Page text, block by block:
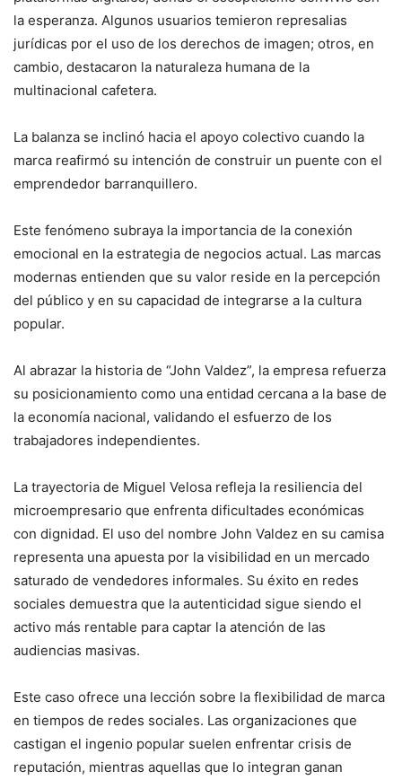
la esperanza. Algunos usuarios temieron represalias
jurídicas por el uso de los derechos de imagen; otros, en
cambio, destacaron la naturaleza humana de la
multinacional cafetera.
La balanza se inclinó hacia el apoyo colectivo cuando la
marca reafirmó su intención de construir un puente con el
emprendedor barranquillero.
Este fenómeno subraya la importancia de la conexión
emocional en la estrategia de negocios actual. Las marcas
modernas entienden que su valor reside en la percepción
del público y en su capacidad de integrarse a la cultura
popular.
Al abrazar la historia de “John Valdez”, la empresa refuerza
su posicionamiento como una entidad cercana a la base de
la economía nacional, validando el esfuerzo de los
trabajadores independientes.
La trayectoria de Miguel Velosa refleja la resiliencia del
microempresario que enfrenta dificultades económicas
con dignidad. El uso del nombre John Valdez en su camisa
representa una apuesta por la visibilidad en un mercado
saturado de vendedores informales. Su éxito en redes
sociales demuestra que la autenticidad sigue siendo el
activo más rentable para captar la atención de las
audiencias masivas.
Este caso ofrece una lección sobre la flexibilidad de marca
en tiempos de redes sociales. Las organizaciones que
castigan el ingenio popular suelen enfrentar crisis de
reputación, mientras aquellas que lo integran ganan